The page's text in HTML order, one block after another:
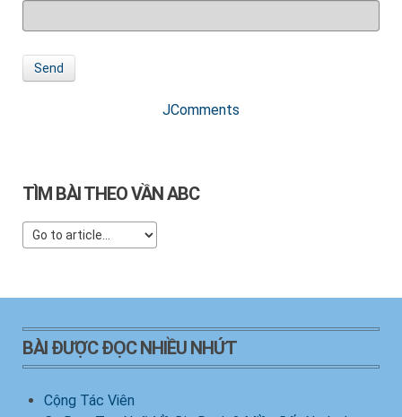
Send
JComments
TÌM BÀI THEO VẦN ABC
BÀI ĐƯỢC ĐỌC NHIỀU NHỨT
Cộng Tác Viên